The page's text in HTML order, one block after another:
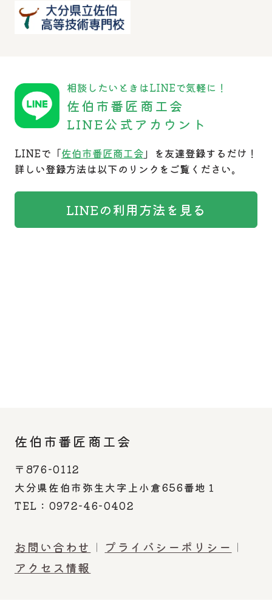
相談したいときはLINEで気軽に！
佐伯市番匠商工会
LINE公式アカウント
LINEで「佐伯市番匠商工会 」を友達登録するだけ！
詳しい登録方法は以下のリンクをご覧ください。
LINEの利用方法を見る
佐伯市番匠商工会
〒876-0112
大分県佐伯市弥生大字上小倉656番地１
TEL：0972-46-0402
お問い合わせ
プライバシーポリシー
アクセス情報